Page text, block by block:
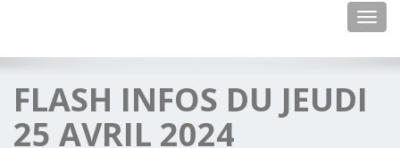
FLASH INFOS DU JEUDI
25 AVRIL 2024